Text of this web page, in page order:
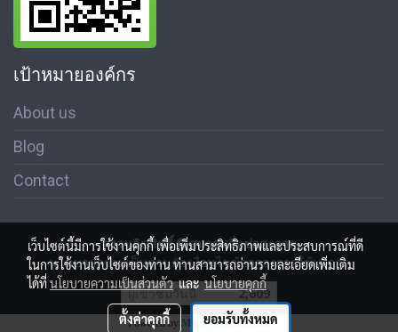
เป้าหมายองค์กร
About us
Blog
Contact
สงวนลิขสิทธิ์ © สมาคมสื่อช่อสะอาด
นโนบายความเป็นส่วนตัว เงื่อนไขข้อตกลงการใช้บริการ
ผู้เข้าชมวันนี้ 2,609
Powered by MakeWebEasy.com
เว็บไซต์นี้มีการใช้งานคุกกี้ เพื่อเพิ่มประสิทธิภาพและประสบการณ์ที่ดี
ในการใช้งานเว็บไซต์ของท่าน ท่านสามารถอ่านรายละเอียดเพิ่มเติม
ได้ที่นโยบายความเป็นส่วนตัวและนโยบายคุกกี้
ตั้งค่าคุกกี้ ยอมรับทั้งหมด